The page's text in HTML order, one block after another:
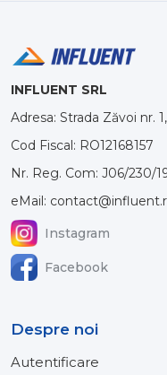
INFLUENT SRL
Adresa: Strada Zăvoi nr.
Cod Fiscal: RO12168157
Nr. Reg. Com: J06/230/
eMail:
Instagram
Facebook
Despre noi
Autentificare